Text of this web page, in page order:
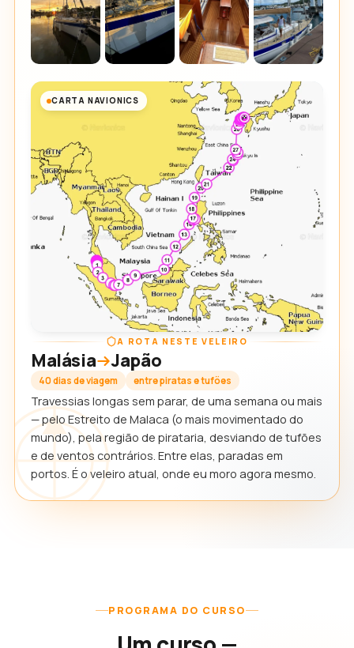
CARTA NAVIONICS
A ROTA NESTE VELEIRO
Malásia Japão
40 dias de viagem entre piratas e tufões
Travessias longas sem parar, de uma semana ou mais
— pelo Estreito de Malaca (o mais movimentado do
mundo), pela região de pirataria, desviando de tufões
e de ventos contrários. Entre elas, paradas em
portos. É o veleiro atual, onde eu moro agora mesmo.
PROGRAMA DO CURSO